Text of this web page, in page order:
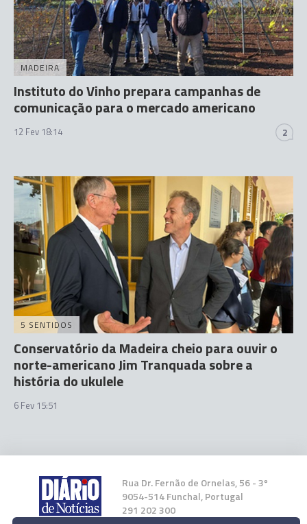
MADEIRA
Instituto do Vinho prepara campanhas de
comunicação para o mercado americano
12 Fev 18:14 2
5 SENTIDOS
Conservatório da Madeira cheio para ouvir o
norte-americano Jim Tranquada sobre a
história do ukulele
6 Fev 15:51
Rua Dr. Fernão de Ornelas, 56 - 3º
9054-514 Funchal, Portugal
291 202 300